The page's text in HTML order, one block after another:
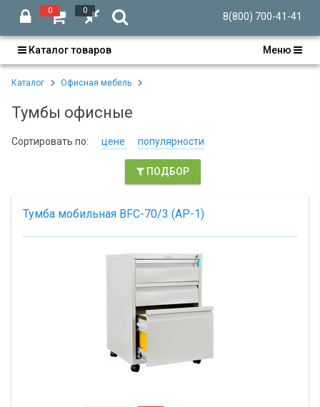
0 0
8(800) 700-41-41
Каталог товаров Меню
Каталог Офисная мебель
Тумбы офисные
Сортировать по: цене популярности
ПОДБОР
Тумба мобильная BFC-70/3 (АР-1)